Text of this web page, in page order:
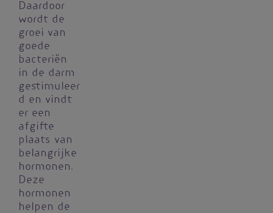
Daardoor
wordt de
groei van
goede
bacteriën
in de darm
gestimuleer
d en vindt
er een
afgifte
plaats van
belangrijke
hormonen.
Deze
hormonen
helpen de